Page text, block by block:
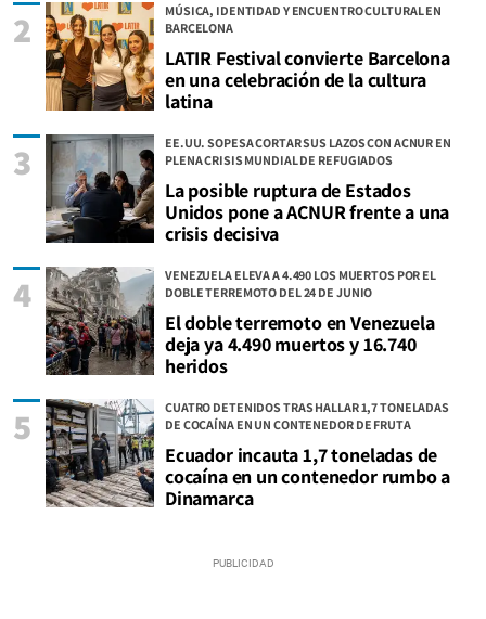
MÚSICA, IDENTIDAD Y ENCUENTRO CULTURAL EN
BARCELONA
LATIR Festival convierte Barcelona
en una celebración de la cultura
latina
2
EE.UU. SOPESA CORTAR SUS LAZOS CON ACNUR EN
PLENA CRISIS MUNDIAL DE REFUGIADOS
La posible ruptura de Estados
Unidos pone a ACNUR frente a una
crisis decisiva
3
VENEZUELA ELEVA A 4.490 LOS MUERTOS POR EL
DOBLE TERREMOTO DEL 24 DE JUNIO
El doble terremoto en Venezuela
deja ya 4.490 muertos y 16.740
heridos
4
CUATRO DETENIDOS TRAS HALLAR 1,7 TONELADAS
DE COCAÍNA EN UN CONTENEDOR DE FRUTA
Ecuador incauta 1,7 toneladas de
cocaína en un contenedor rumbo a
Dinamarca
5